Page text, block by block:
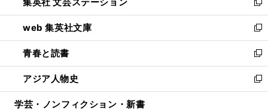
ィ
ン
ド
ウ
で
開
く
い
ウ
ィ
ン
ド
ウ
で
開
新
し
い
ウ
ィ
ン
ド
ウ
web 集英社文庫
新
し
い
ウ
ィ
ン
青春と読書
新
し
い
ウ
アジア人物史
新
し
学芸・ノンフィクション・新書